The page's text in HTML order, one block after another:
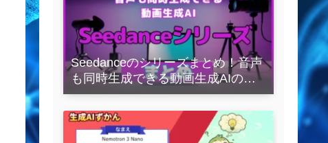
Seedanceのシリーズまとめ！音声
も同時生成できる動画生成AIの全
容を解説